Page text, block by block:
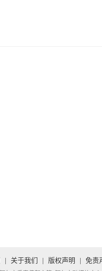
关于我们 版权声明 免责